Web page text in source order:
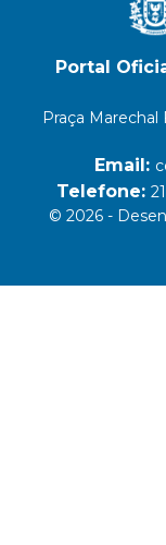
Portal
Praça
Email:
Telefone:
© 2026 -